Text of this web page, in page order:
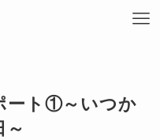
ート①～いつか
～